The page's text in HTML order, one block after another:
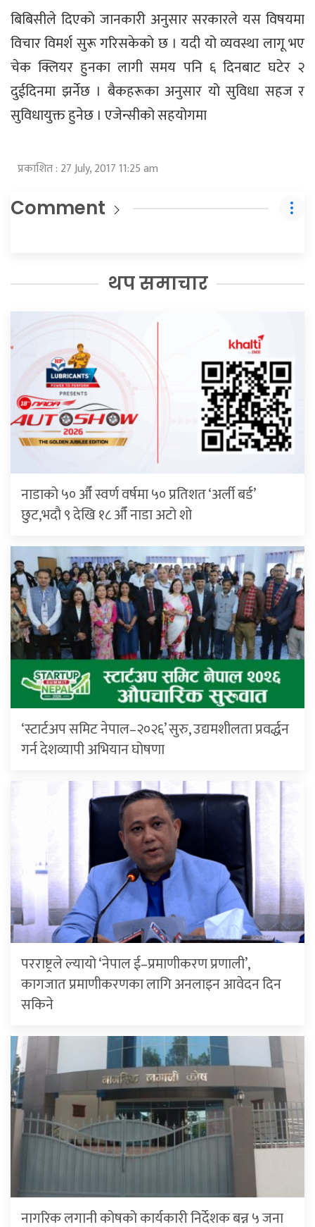
बिबिसीले दिएको जानकारी अनुसार सरकारले यस विषयमा
विचार विमर्श सुरू गरिसकेको छ । यदी यो व्यवस्था लागू भए
चेक क्लियर हुनका लागी समय पनि ६ दिनबाट घटेर २
दुईदिनमा झर्नेछ । बैकहरूका अनुसार यो सुविधा सहज र
सुविधायुक्त हुनेछ । एजेन्सीको सहयोगमा
प्रकाशित : 27 July, 2017 11:25 am
Comment
थप समाचार
नाडाको ५० औँ स्वर्ण वर्षमा ५० प्रतिशत ‘अर्ली बर्ड’
छुट,भदौ ९ देखि १८ औँ नाडा अटो शो
‘स्टार्टअप समिट नेपाल–२०२६’ सुरु, उद्यमशीलता प्रवर्द्धन
गर्न देशव्यापी अभियान घोषणा
परराष्ट्रले ल्यायो ‘नेपाल ई–प्रमाणीकरण प्रणाली’,
कागजात प्रमाणीकरणका लागि अनलाइन आवेदन दिन
सकिने
नागरिक लगानी कोषको कार्यकारी निर्देशक बन्न ५ जना